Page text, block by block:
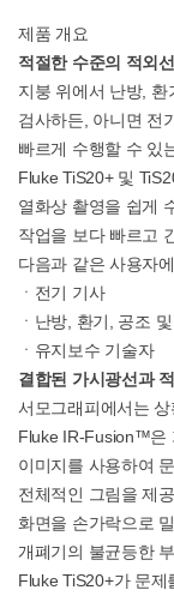
제품 개요
적절한 수준의 적외
지붕 위에서 난방,
검사하든, 아니면 전
빠르게 수행할 수 있
Fluke TiS20+ 및
열화상 촬영을 쉽게
작업을 보다 빠르고
다음과 같은 사용자
ㆍ전기 기사
ㆍ난방, 환기, 공조
ㆍ유지보수 기술자
결합된 가시광선과
서모그래피에서는
Fluke IR-Fusion™은
이미지를 사용하여
전체적인 그림을 제
화면을 손가락으로
개폐기의 불균등한
Fluke TiS20+가 문제